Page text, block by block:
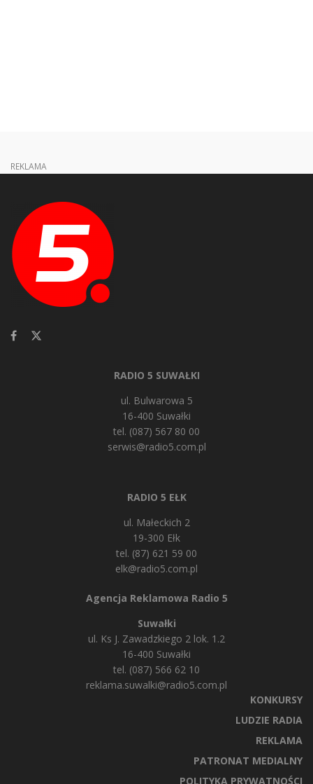
REKLAMA
RADIO 5 SUWAŁKI
ul. Bulwarowa 5
16-400 Suwałki
tel. (087) 567 80 00
serwis@radio5.com.pl
RADIO 5 EŁK
ul. Małeckich 2
19-300 Ełk
tel. (87) 621 59 00
elk@radio5.com.pl
Agencja Reklamowa Radio 5
Suwałki
ul. Ks J. Zawadzkiego 2 lok. 1.2
16-400 Suwałki
tel. (087) 566 62 10
reklama.suwalki@radio5.com.pl
KONKURSY
LUDZIE RADIA
REKLAMA
PATRONAT MEDIALNY
POLITYKA PRYWATNOŚCI